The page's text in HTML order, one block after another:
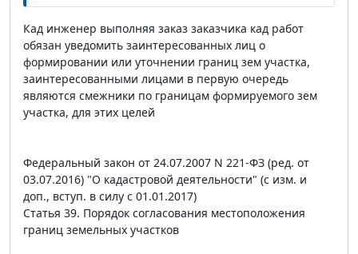
Кад инженер выполняя заказ заказчика кад работ
обязан уведомить заинтересованных лиц о
формировании или уточнении границ зем участка,
заинтересованными лицами в первую очередь
являются смежники по границам формируемого зем
участка, для этих целей
Федеральный закон от 24.07.2007 N 221-ФЗ (ред. от
03.07.2016) "О кадастровой деятельности" (с изм. и
доп., вступ. в силу с 01.01.2017)
Статья 39. Порядок согласования местоположения
границ земельных участков